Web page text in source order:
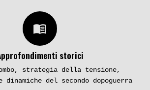
menu_book
storici
strategia della tensione,
del secondo dopoguerra